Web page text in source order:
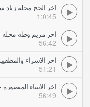
اخر الحج محله زياد
1:0:45
اخر مريم وطه محله
56:42
51:21
اخر الانبياء
56:49